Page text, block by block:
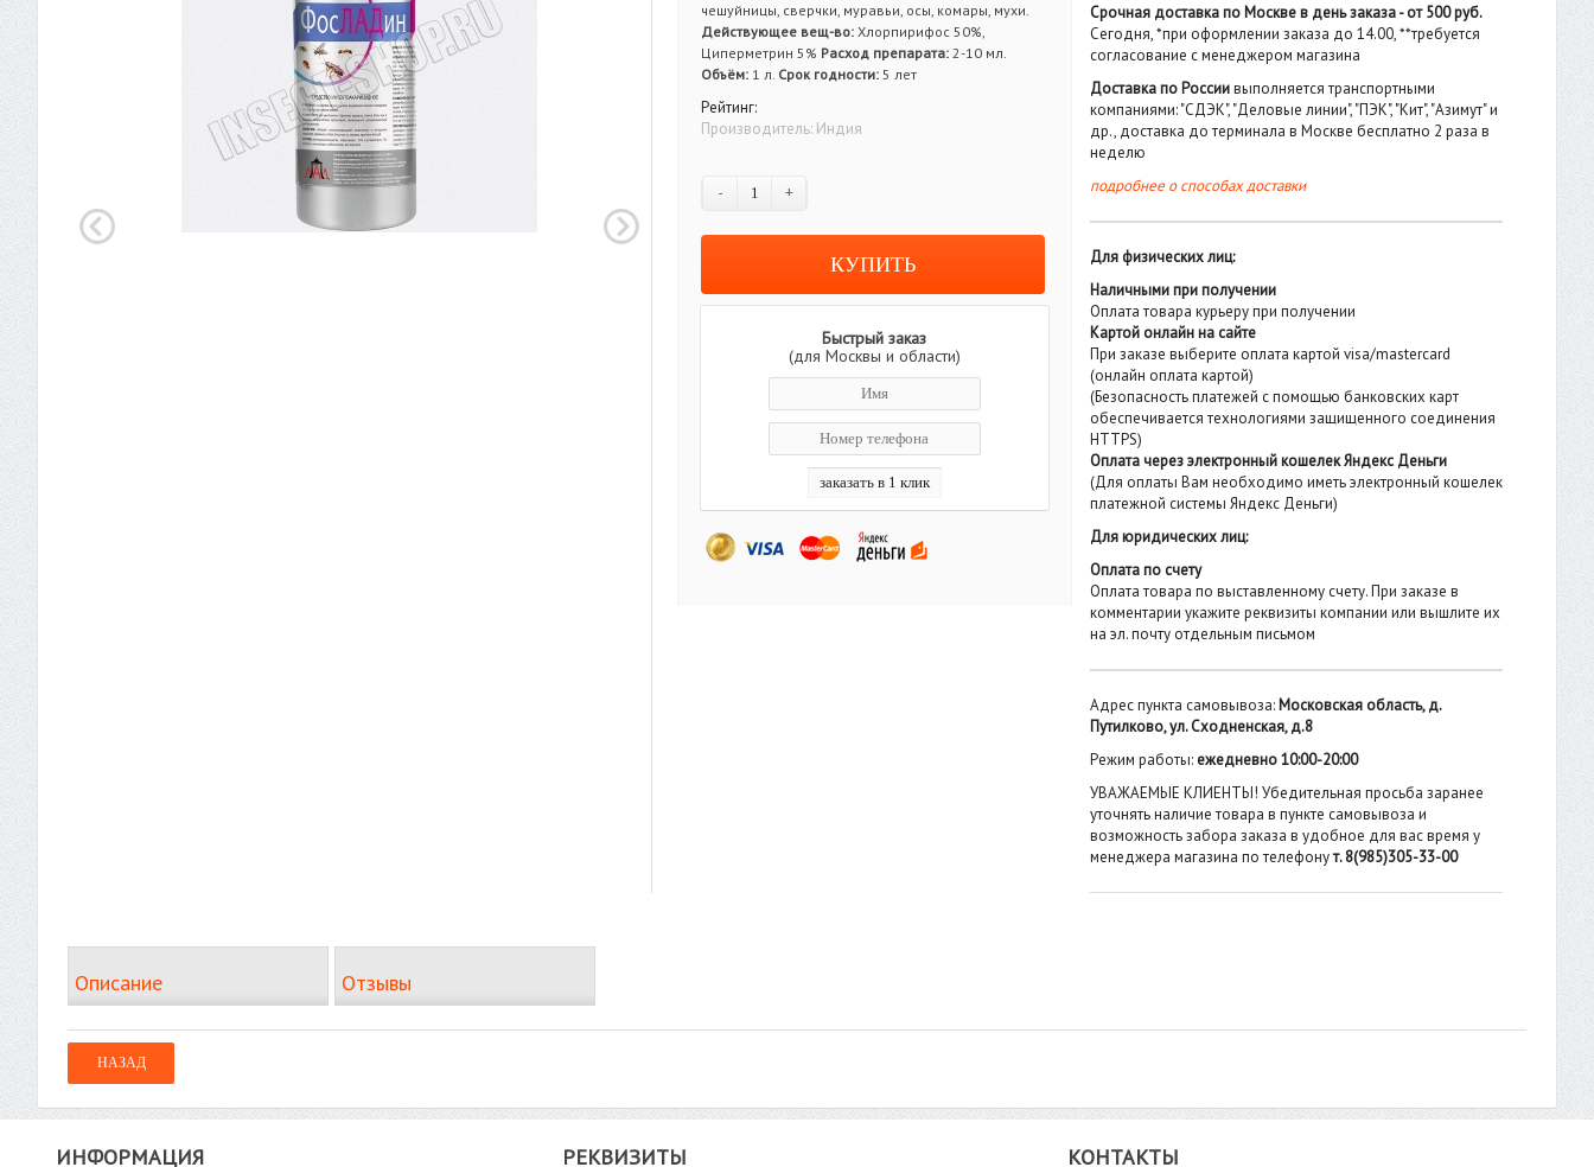
чешуйницы, сверчки, муравьи, осы, комары, мухи.
Действующее вещ-во: Хлорпирифос 50%,
Циперметрин 5% Расход препарата: 2-10 мл.
Объём: 1 л. Срок годности: 5 лет
Рейтинг:
Производитель: Индия
- +
Быстрый заказ
(для Москвы и области)
Срочная доставка по Москве в день заказа - от 500 руб.
Сегодня, *при оформлении заказа до 14.00, **требуется
согласование с менеджером магазина
Доставка по Россиивыполняется транспортными
компаниями: "СДЭК", "Деловые линии", "ПЭК", "Кит", "Азимут" и
др., доставка до терминала в Москве бесплатно 2 раза в
неделю
подробнее о способах доставки
Для физических лиц:
Наличными при получении
Оплата товара курьеру при получении
Картой онлайн на сайте
При заказе выберите оплата картой visa/mastercard
(онлайн оплата картой)
(Безопасность платежей с помощью банковских карт
обеспечивается технологиями защищенного соединения
HTTPS)
Оплата через электронный кошелек Яндекс Деньги
(Для оплаты Вам необходимо иметь электронный кошелек
платежной системы Яндекс Деньги)
Для юридических лиц:
Оплата по счету
Оплата товара по выставленному счету. При заказе в
комментарии укажите реквизиты компании или вышлите их
на эл. почту отдельным письмом
Адрес пункта самовывоза: Московская область, д.
Путилково, ул. Сходненская, д.8
Режим работы: ежедневно 10:00-20:00
УВАЖАЕМЫЕ КЛИЕНТЫ! Убедительная просьба заранее
уточнять наличие товара в пункте самовывоза и
возможность забора заказа в удобное для вас время у
менеджера магазина по телефонут. 8(985)305-33-00
Описание Отзывы
ИНФОРМАЦИЯ РЕКВИЗИТЫ КОНТАКТЫ